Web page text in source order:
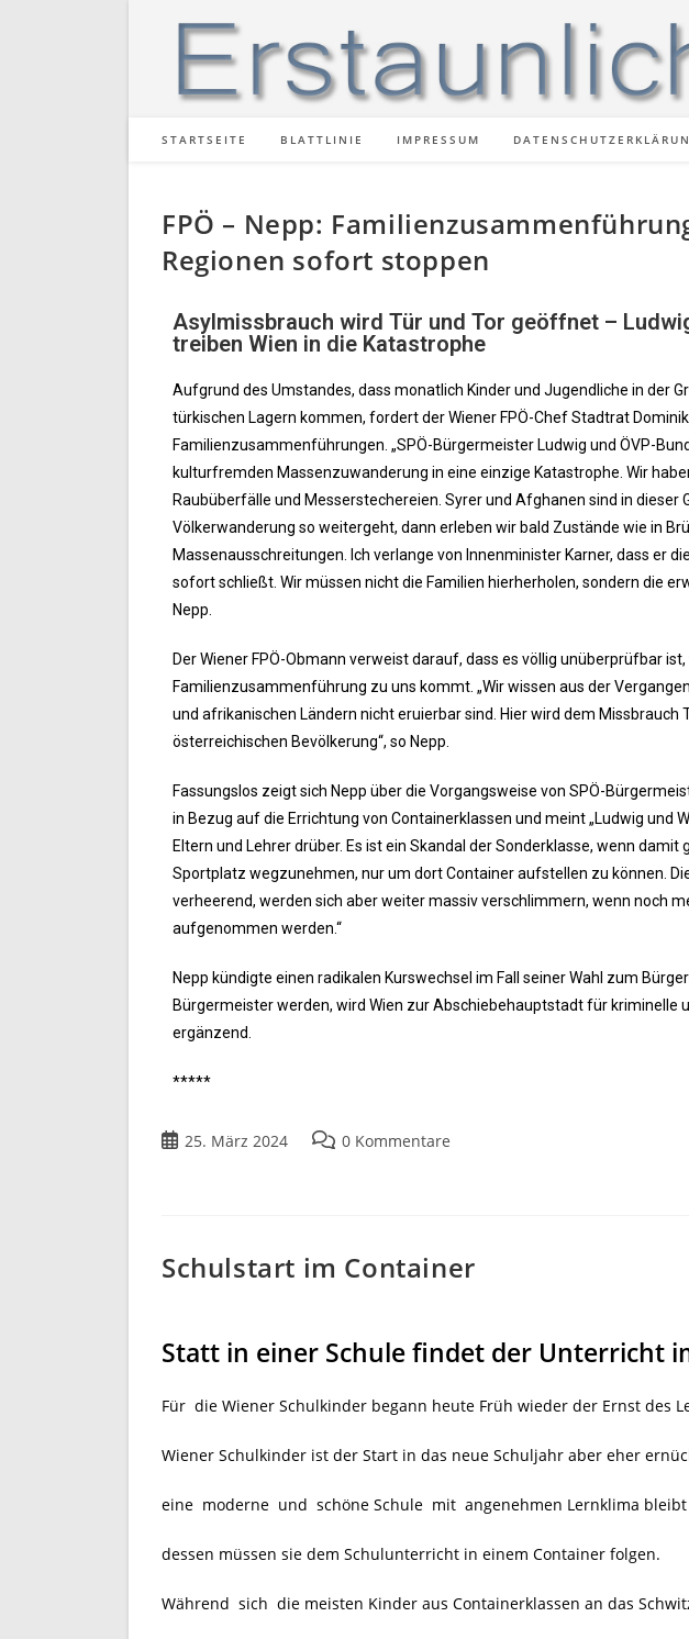
STARTSEITE BLATTLINIE IMPRESSUM
FPÖ – Nepp:
Regionen sofort stoppen
Asylmissbrauch wird Tür und Tor geöffnet –
treiben Wien in die Katastrophe
Aufgrund des Umstandes, dass monatlich Kinder und Jugendliche in der
türkischen Lagern kommen, fordert der Wiener FPÖ-Chef Stadtrat
Familienzusammenführungen. „SPÖ-Bürgermeister Ludwig und ÖVP-
kulturfremden Massenzuwanderung in eine einzige Katastrophe. Wir
Raubüberfälle und Messerstechereien. Syrer und Afghanen sind in dieser
Völkerwanderung so weitergeht, dann erleben wir bald Zustände wie in
Massenausschreitungen. Ich verlange von Innenminister Karner, dass er
sofort schließt. Wir müssen nicht die Familien hierherholen, sondern die
Nepp.
Der Wiener FPÖ-Obmann verweist darauf, dass es völlig unüberprüfbar
Familienzusammenführung zu uns kommt. „Wir wissen aus der
und afrikanischen Ländern nicht eruierbar sind. Hier wird dem Missbrauch
österreichischen Bevölkerung“, so Nepp.
Fassungslos zeigt sich Nepp über die Vorgangsweise von SPÖ-
in Bezug auf die Errichtung von Containerklassen und meint „Ludwig und
Eltern und Lehrer drüber. Es ist ein Skandal der Sonderklasse, wenn
Sportplatz wegzunehmen, nur um dort Container aufstellen zu können.
verheerend, werden sich aber weiter massiv verschlimmern, wenn noch
aufgenommen werden.“
Nepp kündigte einen radikalen Kurswechsel im Fall seiner Wahl zum
Bürgermeister werden, wird Wien zur Abschiebehauptstadt für kriminelle
ergänzend.
*****
25. März 2024 0 Kommentare
Schulstart im Container
Statt in einer Schule findet der Unterricht
Für die Wiener Schulkinder begann heute Früh wieder der Ernst des
Wiener Schulkinder ist der Start in das neue Schuljahr aber eher
eine moderne und schöne Schule mit angenehmen Lernklima
dessen müssen sie dem Schulunterricht in einem Container folgen.
Während sich die meisten Kinder aus Containerklassen an das